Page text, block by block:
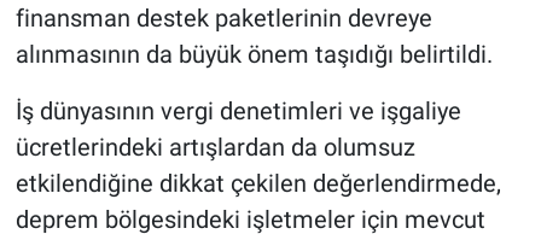
finansman destek paketlerinin devreye
alınmasının da büyük önem taşıdığı belirtildi.
İş dünyasının vergi denetimleri ve işgaliye
ücretlerindeki artışlardan da olumsuz
etkilendiğine dikkat çekilen değerlendirmede,
deprem bölgesindeki işletmeler için mevcut